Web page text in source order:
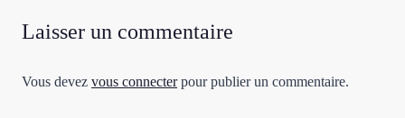
Laisser un commentaire
Vous devez vous connecterpour publier un commentaire.